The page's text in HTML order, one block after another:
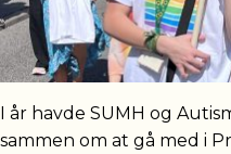
I år havde SUMH og
sammen om at gå med i